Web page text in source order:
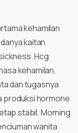
kehamilan
kaitan
Hcg
kehamilan,
dan tugasnya
produksi hormone
stabil. Morning
wanita